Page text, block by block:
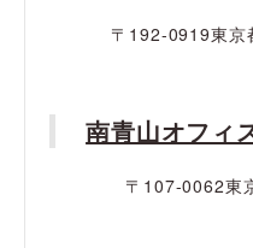
〒192-0919東京
南青山オフィ
〒107-0062東